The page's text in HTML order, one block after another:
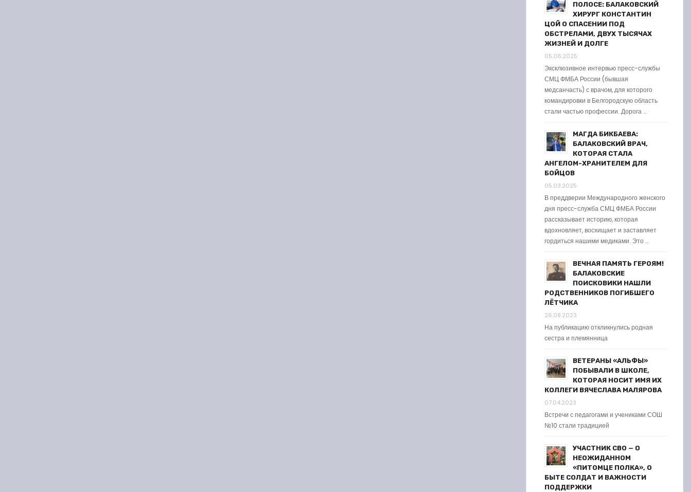
ПОЛОСЕ: БАЛАКОВСКИЙ
ХИРУРГ КОНСТАНТИН
ЦОЙ О СПАСЕНИИ ПОД
ОБСТРЕЛАМИ, ДВУХ ТЫСЯЧАХ
ЖИЗНЕЙ И ДОЛГЕ
05.06.2025
Эксклюзивное интервью пресс-службы
СМЦ ФМБА России (бывшая
медсанчасть) с врачом, для которого
командировки в Белгородскую область
стали частью профессии. Дорога …
МАГДА БИКБАЕВА:
БАЛАКОВСКИЙ ВРАЧ,
КОТОРАЯ СТАЛА
АНГЕЛОМ-ХРАНИТЕЛЕМ ДЛЯ
БОЙЦОВ
05.03.2025
В преддверии Международного женского
дня пресс-служба СМЦ ФМБА России
рассказывает историю, которая
вдохновляет, восхищает и заставляет
гордиться нашими медиками. Это …
ВЕЧНАЯ ПАМЯТЬ ГЕРОЯМ!
БАЛАКОВСКИЕ
ПОИСКОВИКИ НАШЛИ
РОДСТВЕННИКОВ ПОГИБШЕГО
ЛЁТЧИКА
26.08.2023
На публикацию откликнулись родная
сестра и племянница
ВЕТЕРАНЫ «АЛЬФЫ»
ПОБЫВАЛИ В ШКОЛЕ,
КОТОРАЯ НОСИТ ИМЯ ИХ
КОЛЛЕГИ ВЯЧЕСЛАВА МАЛЯРОВА
07.04.2023
Встречи с педагогами и учениками СОШ
№10 стали традицией
УЧАСТНИК СВО — О
НЕОЖИДАННОМ
«ПИТОМЦЕ ПОЛКА», О
БЫТЕ СОЛДАТ И ВАЖНОСТИ
ПОДДЕРЖКИ